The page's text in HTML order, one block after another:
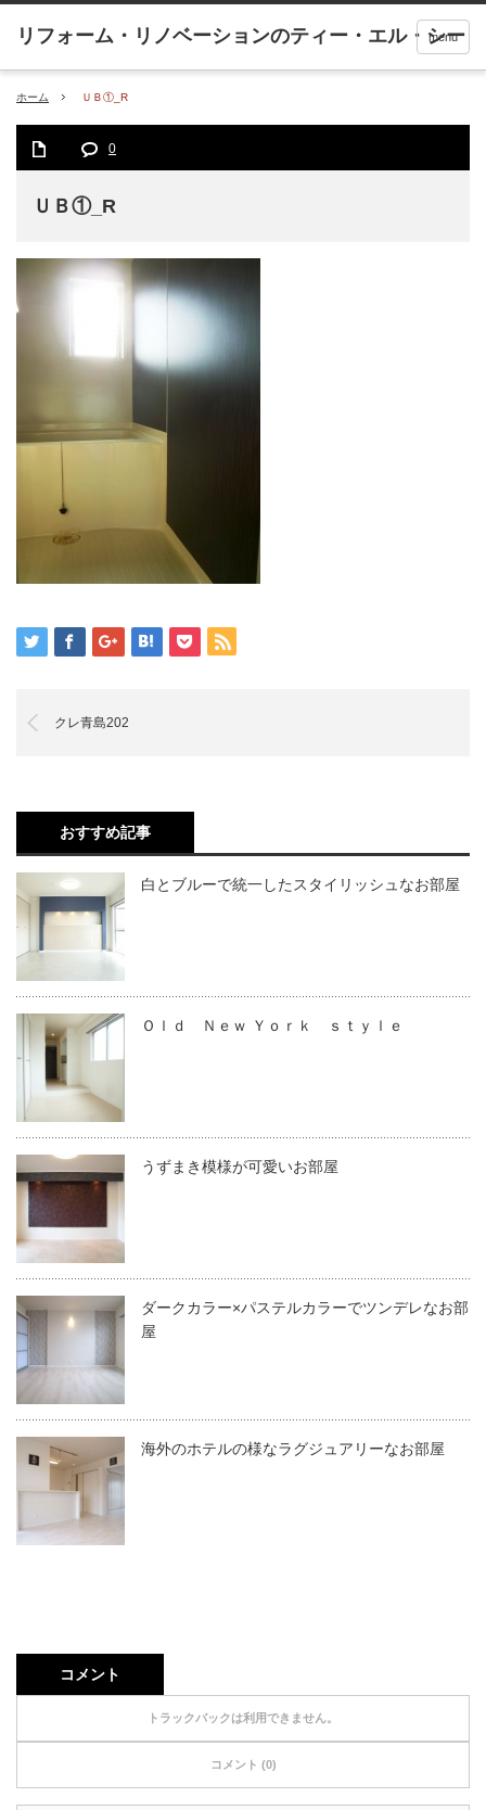
menu
ホーム ＵＢ①_R
0
ＵＢ①_R
クレ青島202
おすすめ記事
白とブルーで統一したスタイリッシュなお部屋
Ｏｌｄ Ｎｅｗ Ｙｏｒｋ ｓｔｙｌｅ
うずまき模様が可愛いお部屋
ダークカラー×パステルカラーでツンデレなお部
屋
海外のホテルの様なラグジュアリーなお部屋
コメント
トラックバックは利用できません。
コメント (0)